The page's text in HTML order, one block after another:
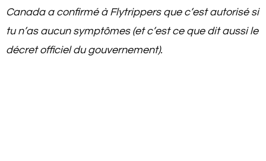
Canada a confirmé à Flytrippers que c’est autorisé si
tu n’as aucun symptômes (et c’est ce que dit aussi le
décret officiel du gouvernement).